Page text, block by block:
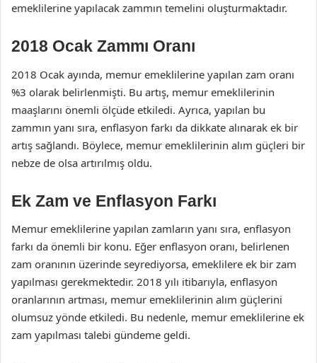
emeklilerine yapılacak zammın temelini oluşturmaktadır.
2018 Ocak Zammı Oranı
2018 Ocak ayında, memur emeklilerine yapılan zam oranı
%3 olarak belirlenmişti. Bu artış, memur emeklilerinin
maaşlarını önemli ölçüde etkiledi. Ayrıca, yapılan bu
zammın yanı sıra, enflasyon farkı da dikkate alınarak ek bir
artış sağlandı. Böylece, memur emeklilerinin alım güçleri bir
nebze de olsa artırılmış oldu.
Ek Zam ve Enflasyon Farkı
Memur emeklilerine yapılan zamların yanı sıra, enflasyon
farkı da önemli bir konu. Eğer enflasyon oranı, belirlenen
zam oranının üzerinde seyrediyorsa, emeklilere ek bir zam
yapılması gerekmektedir. 2018 yılı itibarıyla, enflasyon
oranlarının artması, memur emeklilerinin alım güçlerini
olumsuz yönde etkiledi. Bu nedenle, memur emeklilerine ek
zam yapılması talebi gündeme geldi.